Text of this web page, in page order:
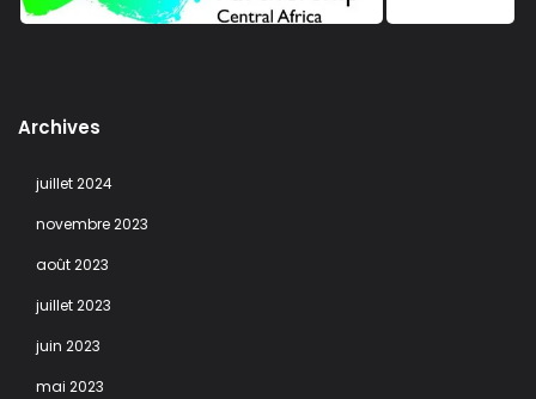
Archives
juillet 2024
novembre 2023
août 2023
juillet 2023
juin 2023
mai 2023